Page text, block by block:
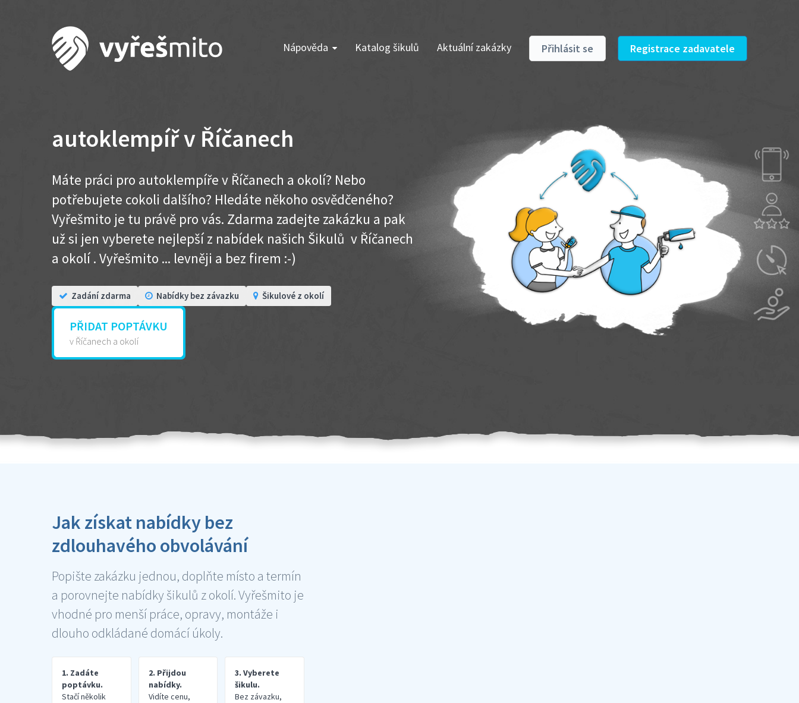
Nápověda Katalog šikulů Aktuální zakázky Přihlásit se Registrace zadavatele
autoklempíř v Říčanech
Máte práci pro autoklempíře v Říčanech a okolí? Nebo
potřebujete cokoli dalšího? Hledáte někoho osvědčeného?
Vyřešmito je tu právě pro vás. Zdarma zadejte zakázku a pak
už si jen vyberete nejlepší z nabídek našich Šikulů v Říčanech
a okolí . Vyřešmito ... levněji a bez firem :-)
Zadání zdarma Nabídky bez závazku Šikulové z okolí
PŘIDAT POPTÁVKU
v Říčanech a okolí
Jak získat nabídky bez
zdlouhavého obvolávání
Popište zakázku jednou, doplňte místo a termín
a porovnejte nabídky šikulů z okolí. Vyřešmito je
vhodné pro menší práce, opravy, montáže i
dlouho odkládané domácí úkoly.
1. Zadáte
poptávku.
Stačí několik
2. Přijdou
nabídky.
Vidíte cenu,
3. Vyberete
šikulu.
Bez závazku,